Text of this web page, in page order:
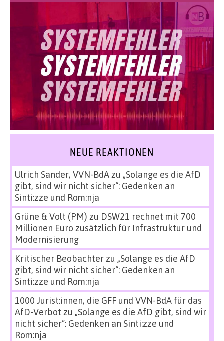
NEUE REAKTIONEN
Ulrich Sander, VVN-BdAzu „Solange es die AfD
gibt, sind wir nicht sicher“: Gedenken an
Sinti:zze und Rom:nja
Grüne & Volt (PM) zu DSW21 rechnet mit 700
Millionen Euro zusätzlich für Infrastruktur und
Modernisierung
Kritischer Beobachterzu „Solange es die AfD
gibt, sind wir nicht sicher“: Gedenken an
Sinti:zze und Rom:nja
1000 Jurist:innen, die GFF und VVN-BdA für das
AfD-Verbot zu „Solange es die AfD gibt, sind wir
nicht sicher“: Gedenken an Sinti:zze und
Rom:nja